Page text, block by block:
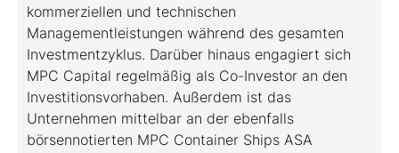
kommerziellen und technischen
Managementleistungen während des gesamten
Investmentzyklus. Darüber hinaus engagiert sich
MPC Capital regelmäßig als Co-Investor an den
Investitionsvorhaben. Außerdem ist das
Unternehmen mittelbar an der ebenfalls
börsennotierten MPC Container Ships ASA